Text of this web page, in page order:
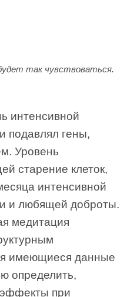
так чувствоваться.
интенсивной
подавлял гены,
Уровень
старение клеток,
интенсивной
и любящей доброты.
медитация
имеющиеся данные
определить,
при